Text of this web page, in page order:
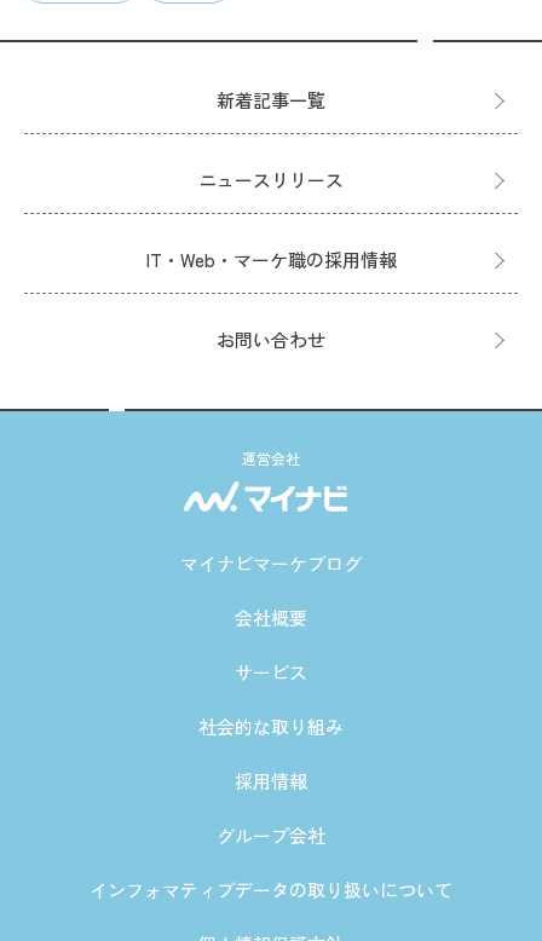
新着記事一覧
ニュースリリース
IT・Web・マーケ職の採用情報
お問い合わせ
運営会社
マイナビマーケブログ
会社概要
サービス
社会的な取り組み
採用情報
グループ会社
インフォマティブデータの取り扱いについて